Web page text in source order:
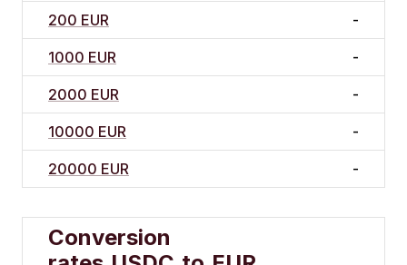
200 EUR -
1000 EUR -
2000 EUR -
10000 EUR -
20000 EUR -
Conversion